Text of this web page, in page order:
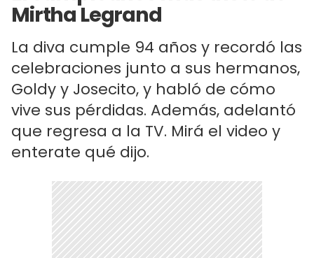
Mirtha Legrand
La diva cumple 94 años y recordó las
celebraciones junto a sus hermanos,
Goldy y Josecito, y habló de cómo
vive sus pérdidas. Además, adelantó
que regresa a la TV. Mirá el video y
enterate qué dijo.